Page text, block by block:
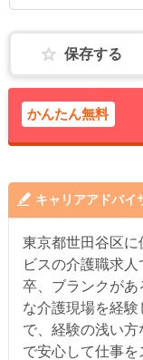
保存する
かんたん無料
キャリアアドバイ
東京都世田谷区
ビスの介護職求
卒、ブランクがあ
な介護現場を経
で、経験の浅い
で安心して仕事